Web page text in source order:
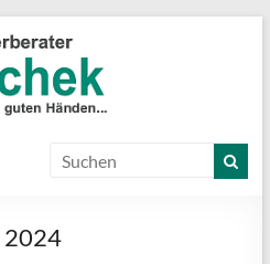
2024